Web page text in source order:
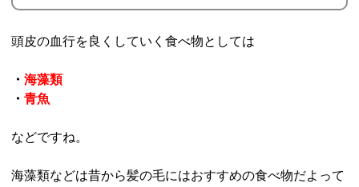
頭皮の血行を良くしていく食べ物としては
・海藻類
・青魚
などですね。
海藻類などは昔から髪の毛にはおすすめの食べ物だよって